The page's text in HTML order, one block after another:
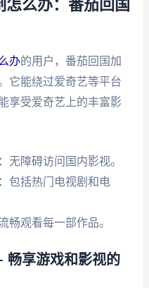
怎么办：番茄回国
办的用户，番茄回国加
它能绕过爱奇艺等平台
享受爱奇艺上的丰富影
无障碍访问国内影视。
包括热门电视剧和电
畅观看每一部作品。
畅享游戏和影视的